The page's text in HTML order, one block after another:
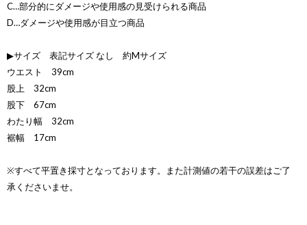
C…部分的にダメージや使用感の見受けられる商品
D…ダメージや使用感が目立つ商品
▶サイズ 表記サイズ なし 約Mサイズ
ウエスト 39cm
股上 32cm
股下 67cm
わたり幅 32cm
裾幅 17cm
※すべて平置き採寸となっております。また計測値の若干の誤差はご了
承くださいませ。